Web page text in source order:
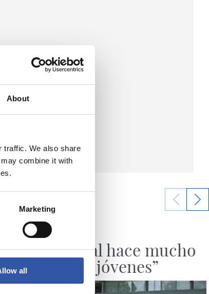
About
traffic. We also share
combine it with
Marketing
all
05/08/2026
ENTREVISTA
“La Real hace mucho
por los jóvenes”